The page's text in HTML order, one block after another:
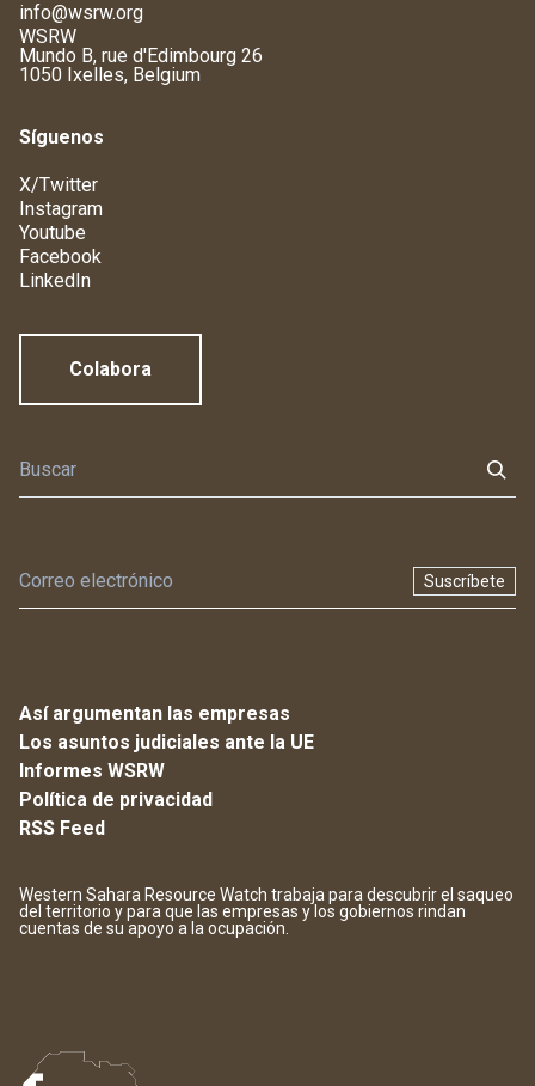
info@wsrw.org
WSRW
Mundo B, rue d'Edimbourg 26
1050 Ixelles, Belgium
Síguenos
X/Twitter
Instagram
Youtube
Facebook
LinkedIn
Colabora
Suscríbete
Así argumentan las empresas
Los asuntos judiciales ante la UE
Informes WSRW
Política de privacidad
RSS Feed
Western Sahara Resource Watch trabaja para descubrir el saqueo
del territorio y para que las empresas y los gobiernos rindan
cuentas de su apoyo a la ocupación.